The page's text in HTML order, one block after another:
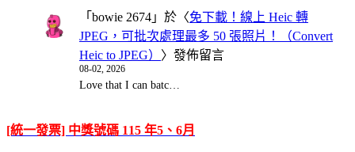
「 bowie 2674 」於〈免下載！線上 Heic 轉
JPEG，可批次處理最多 50 張照片！（Convert
Heic to JPEG） 〉發佈留言
08-02, 2026
Love that I can batc…
[統一發票] 中獎號碼 115 年5、6月